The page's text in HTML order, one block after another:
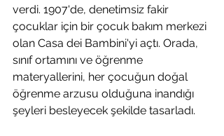
verdi. 1907'de, denetimsiz fakir
çocuklar için bir çocuk bakım merkezi
olan Casa dei Bambini'yi açtı. Orada,
sınıf ortamını ve öğrenme
materyallerini, her çocuğun doğal
öğrenme arzusu olduğuna inandığı
şeyleri besleyecek şekilde tasarladı.